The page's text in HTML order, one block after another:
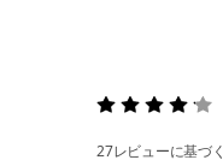
評価:4.1 / 5
27レビューに基づく